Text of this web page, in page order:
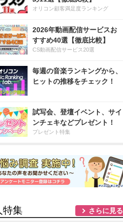
オリコン顧客満足度ランキング
2026年動画配信サービスお
すすめ40選【徹底比較】
CS動画配信サービス20選
毎週の音楽ランキングから、
ヒットの推移をチェック！
試写会、登壇イベント、サイ
ンチェキなどプレゼント！
プレゼント特集
特集 さらに見る